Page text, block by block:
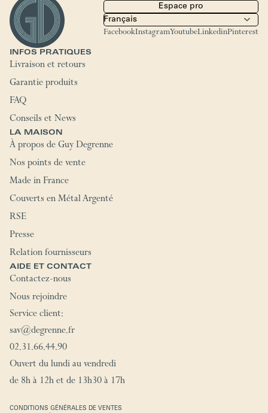
Espace pro
FacebookInstagramYoutubeLinkedinPinterest
INFOS PRATIQUES
Livraison et retours
Garantie produits
FAQ
Conseils et News
LA MAISON
À propos de Guy Degrenne
Nos points de vente
Made in France
Couverts en Métal Argenté
RSE
Presse
Relation fournisseurs
AIDE ET CONTACT
Contactez-nous
Nous rejoindre
Service client:
sav@degrenne.fr
02.31.66.44.90
Ouvert du lundi au vendredi
de 8h à 12h et de 13h30 à 17h
CONDITIONS GÉNÉRALES DE VENTES